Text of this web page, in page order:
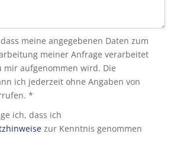
meine angegebenen Daten zum
meiner Anfrage verarbeitet
mir aufgenommen wird. Die
ich jederzeit ohne Angaben von
*
ich, dass ich
zur Kenntnis genommen